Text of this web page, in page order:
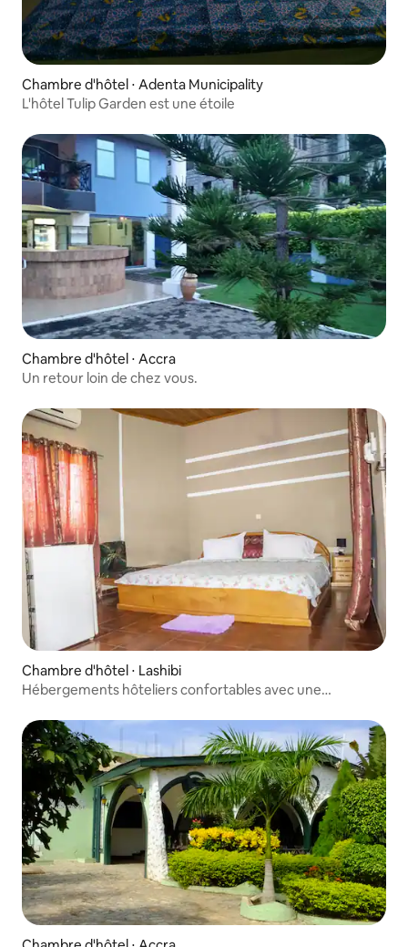
Chambre d'hôtel ⋅ Adenta Municipality
L'hôtel Tulip Garden est une étoile
Chambre d'hôtel ⋅ Accra
Un retour loin de chez vous.
Chambre d'hôtel ⋅ Lashibi
Hébergements hôteliers confortables avec une